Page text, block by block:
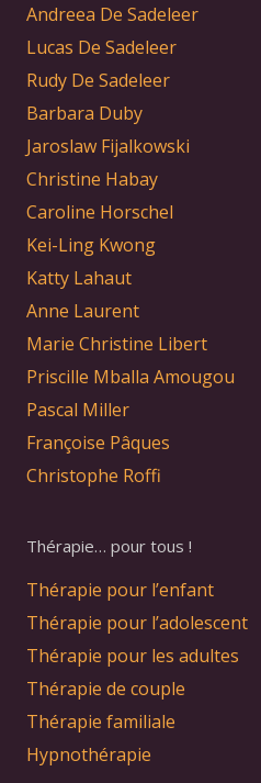
Andreea De Sadeleer
Lucas De Sadeleer
Rudy De Sadeleer
Barbara Duby
Jaroslaw Fijalkowski
Christine Habay
Caroline Horschel
Kei-Ling Kwong
Katty Lahaut
Anne Laurent
Marie Christine Libert
Priscille Mballa Amougou
Pascal Miller
Françoise Pâques
Christophe Roffi
Thérapie… pour tous !
Thérapie pour l’enfant
Thérapie pour l’adolescent
Thérapie pour les adultes
Thérapie de couple
Thérapie familiale
Hypnothérapie